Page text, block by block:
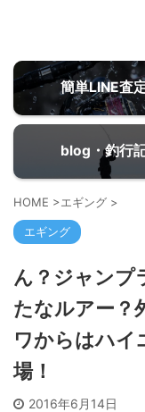
簡単LINE査
blog・釣行
HOME >エギング >
エギング
ん？ジャンプ
たなルアー？
ワからはハイ
場！
2016年6月14日